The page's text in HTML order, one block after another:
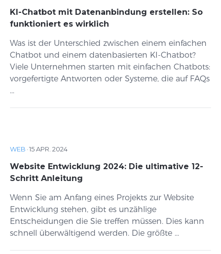
KI-Chatbot mit Datenanbindung erstellen: So
funktioniert es wirklich
Was ist der Unterschied zwischen einem einfachen
Chatbot und einem datenbasierten KI-Chatbot?
Viele Unternehmen starten mit einfachen Chatbots:
vorgefertigte Antworten oder Systeme, die auf FAQs
...
WEB ·15 APR. 2024
Website Entwicklung 2024: Die ultimative 12-
Schritt Anleitung
Wenn Sie am Anfang eines Projekts zur Website
Entwicklung stehen, gibt es unzählige
Entscheidungen die Sie treffen müssen. Dies kann
schnell überwältigend werden. Die größte ...